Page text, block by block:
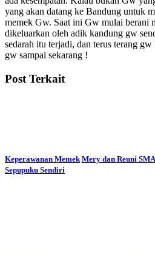
yang akan datang ke Bandung untuk
memek Gw. Saat ini Gw mulai berani
dikeluarkan oleh adik kandung gw
sedarah itu terjadi, dan terus terang
gw sampai sekarang !
Post Terkait
Keperawanan Memek
Sepupuku Sendiri
Mery dan Reuni SMA